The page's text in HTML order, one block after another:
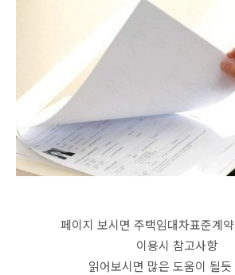
페이지 보시면 주택임대차표준계
이용시 참고사항
읽어보시면 많은 도움이 될